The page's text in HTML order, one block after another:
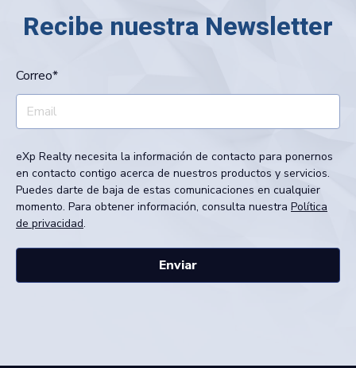
Recibe nuestra Newsletter
Correo*
eXp Realty necesita la información de contacto para ponernos
en contacto contigo acerca de nuestros productos y servicios.
Puedes darte de baja de estas comunicaciones en cualquier
momento. Para obtener información, consulta nuestra Política
de privacidad.